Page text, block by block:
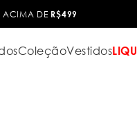
ACIMA DE R$499
ColeçãoVestidos